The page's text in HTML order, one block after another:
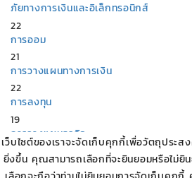
เว็บไซต์ของเราจะจัดเก็บคุกกี้เพื่อวัตถุประ
ยิ่งขึ้น คุณสามารถเลือกที่จะยินยอมหรือไม่ยิ
ภัยทางการเงินและอิเล็กทรอนิกส์
22
การออม
21
การวางแผนทางการเงิน
22
การลงทุน
19
การวางแผนธุรกิจ
การบริหารหนี้